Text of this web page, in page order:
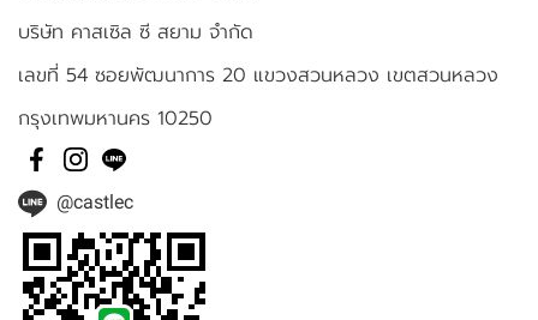
บริษัท คาสเซิล ซี สยาม จำกัด
เลขที่ 54 ซอยพัฒนาการ 20 แขวงสวนหลวง เขตสวนหลวง
กรุงเทพมหานคร 10250
@castlec